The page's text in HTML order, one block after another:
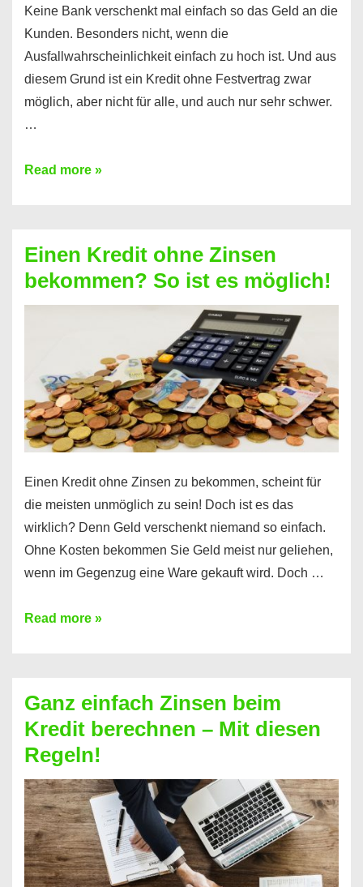
Keine Bank verschenkt mal einfach so das Geld an die
Kunden. Besonders nicht, wenn die
Ausfallwahrscheinlichkeit einfach zu hoch ist. Und aus
diesem Grund ist ein Kredit ohne Festvertrag zwar
möglich, aber nicht für alle, und auch nur sehr schwer.
…
Ist
Festvertrag
für
jeden
erfahren
Sie
es
Read more »
Einen Kredit ohne Zinsen
bekommen? So ist es möglich!
Einen Kredit ohne Zinsen zu bekommen, scheint für
die meisten unmöglich zu sein! Doch ist es das
wirklich? Denn Geld verschenkt niemand so einfach.
Ohne Kosten bekommen Sie Geld meist nur geliehen,
wenn im Gegenzug eine Ware gekauft wird. Doch …
Einen
bekommen?
So
ist
es
möglich!
Read more »
Ganz einfach Zinsen beim
Kredit berechnen – Mit diesen
Regeln!